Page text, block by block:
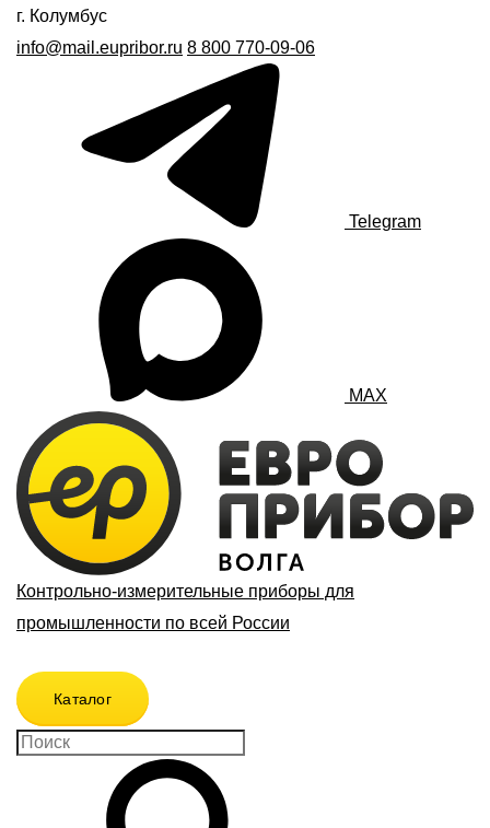
г. Колумбус
info@mail.eupribor.ru 8 800 770-09-06
Telegram
MAX
Контрольно-измерительные приборы для
промышленности по всей России
Каталог